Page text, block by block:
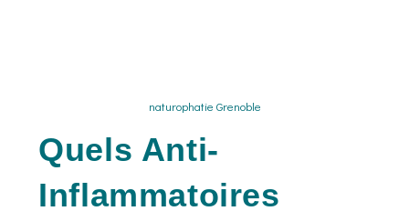
naturophatie Grenoble
Quels Anti-
Inflammatoires